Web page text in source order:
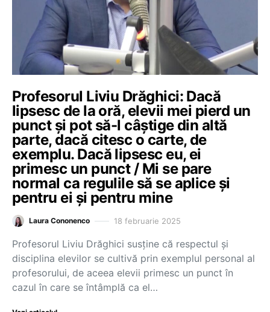
Profesorul Liviu Drăghici: Dacă
lipsesc de la oră, elevii mei pierd un
punct și pot să-l câștige din altă
parte, dacă citesc o carte, de
exemplu. Dacă lipsesc eu, ei
primesc un punct / Mi se pare
normal ca regulile să se aplice și
pentru ei și pentru mine
Laura Cononenco 18 februarie 2025
Profesorul Liviu Drăghici susține că respectul și
disciplina elevilor se cultivă prin exemplul personal al
profesorului, de aceea elevii primesc un punct în
cazul în care se întâmplă ca el…